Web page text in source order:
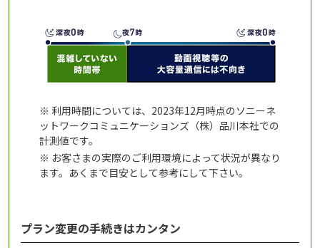
※ 利用時間については、2023年12月時点のソニーネ
ットワークコミュニケーションズ（株）品川本社での
計測値です。
※ お客さまの実際のご利用環境によって状況が異なり
ます。あくまで目安として参考にして下さい。
プラン変更の手続きはカンタン